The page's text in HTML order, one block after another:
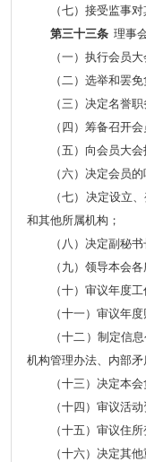
（七）接受监事
第三十三条 理事
（一）执行会员
（二）选举和罢
（三）决定名誉
（四）筹备召开
（五）向会员大
（六）决定会员
（七）决定设立
和其他所属机构；
（八）决定副秘
（九）领导本会
（十）审议年度
（十一）审议年
（十二）制定信
机构管理办法、内部
（十三）决定本
（十四）审议活
（十五）审议住
（十六）决定其他